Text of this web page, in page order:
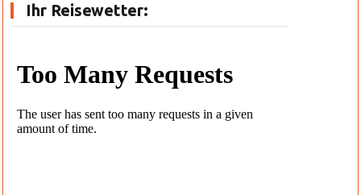
Ihr Reisewetter: